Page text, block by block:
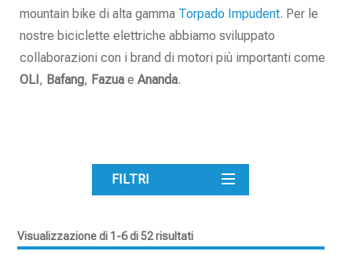
mountain bike di alta gamma Torpado Impudent. Per le
nostre biciclette elettriche abbiamo sviluppato
collaborazioni con i brand di motori più importanti come
OLI, Bafang, Fazua e Ananda.
FILTRI
Visualizzazione di 1-6 di 52 risultati